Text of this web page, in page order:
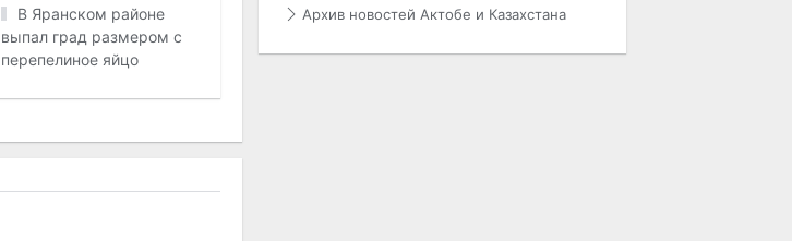
В Яранском районе
выпал град размером с
перепелиное яйцо
Архив новостей Актобе и Казахстана